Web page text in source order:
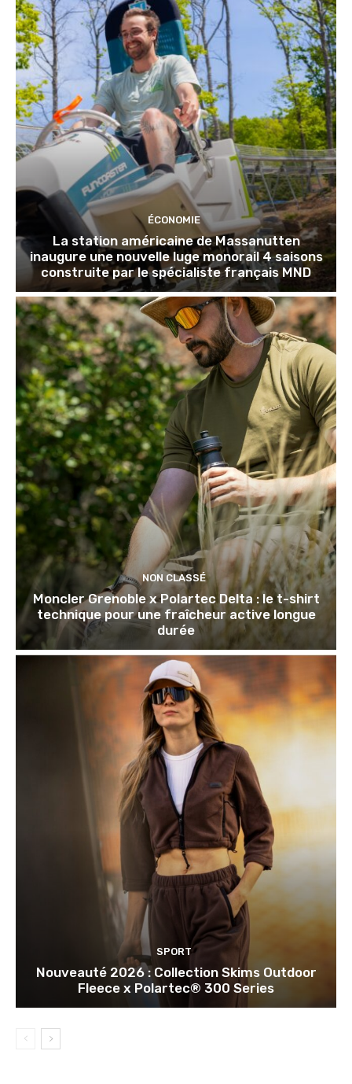
ÉCONOMIE
La station américaine de Massanutten
inaugure une nouvelle luge monorail 4 saisons
construite par le spécialiste français MND
NON CLASSÉ
Moncler Grenoble x Polartec Delta : le t-shirt
technique pour une fraîcheur active longue
durée
SPORT
Nouveauté 2026 : Collection Skims Outdoor
Fleece x Polartec® 300 Series